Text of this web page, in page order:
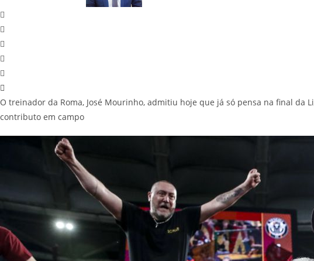
O treinador da Roma, José Mourinho, admitiu hoje que já só pensa na final
contributo em campo